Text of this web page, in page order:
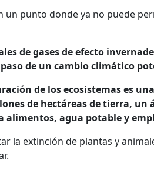
un punto donde ya no puede
de gases de efecto
de un cambio climático
de los ecosistemas es
de hectáreas de tierra, un
alimentos, agua potable y
la extinción de plantas y